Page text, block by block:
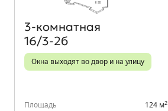
3‑комнатная
16/3-2б
Окна выходят во двор и на улицу
Площадь 124 м2